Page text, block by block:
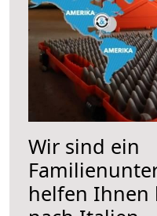
Wir sind ein
helfen Ihnen